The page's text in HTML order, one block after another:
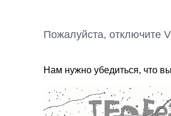
Пожалуйста, отключите
Нам нужно убедиться, что